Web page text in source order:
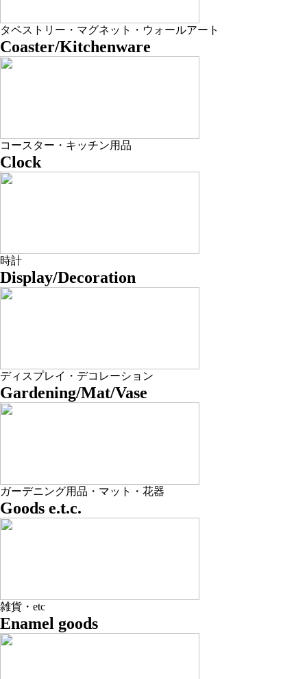
タペストリー・マグネット・ウォールアート
Coaster/Kitchenware
コースター・キッチン用品
Clock
時計
Display/Decoration
ディスプレイ・デコレーション
Gardening/Mat/Vase
ガーデニング用品・マット・花器
Goods e.t.c.
雑貨・etc
Enamel goods